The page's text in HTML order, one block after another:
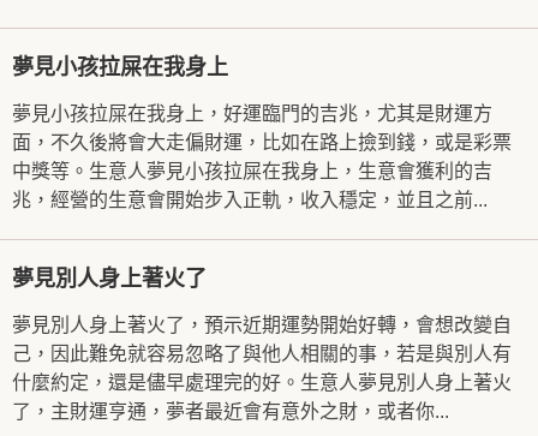
夢見小孩拉屎在我身上
夢見小孩拉屎在我身上，好運臨門的吉兆，尤其是財運方
面，不久後將會大走偏財運，比如在路上撿到錢，或是彩票
中獎等。生意人夢見小孩拉屎在我身上，生意會獲利的吉
兆，經營的生意會開始步入正軌，收入穩定，並且之前...
夢見別人身上著火了
夢見別人身上著火了，預示近期運勢開始好轉，會想改變自
己，因此難免就容易忽略了與他人相關的事，若是與別人有
什麼約定，還是儘早處理完的好。生意人夢見別人身上著火
了，主財運亨通，夢者最近會有意外之財，或者你...